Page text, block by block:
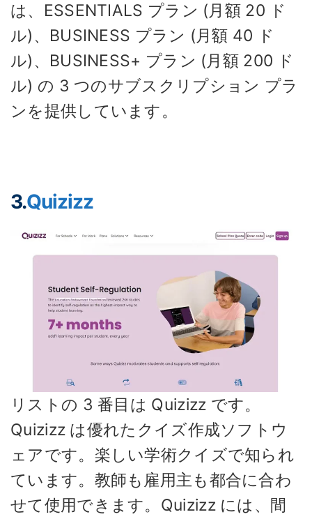
は、ESSENTIALS プラン (月額 20 ド
ル)、BUSINESS プラン (月額 40 ド
ル)、BUSINESS+ プラン (月額 200 ド
ル) の 3 つのサブスクリプション プラ
ンを提供しています。
3.Quizizz
リストの 3 番目は Quizizz です。
Quizizz は優れたクイズ作成ソフトウ
ェアです。楽しい学術クイズで知られ
ています。教師も雇用主も都合に合わ
せて使用​​できます。Quizizz には、間